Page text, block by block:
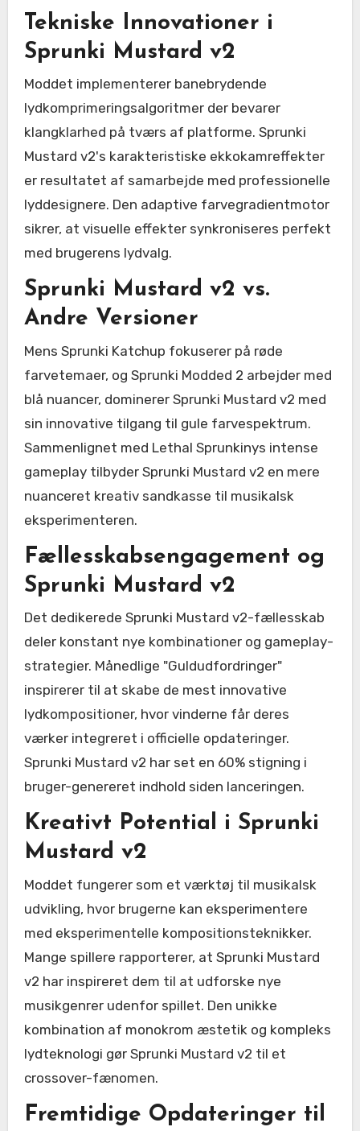
Tekniske Innovationer i
Sprunki Mustard v2
Moddet implementerer banebrydende
lydkomprimeringsalgoritmer der bevarer
klangklarhed på tværs af platforme. Sprunki
Mustard v2's karakteristiske ekkokamreffekter
er resultatet af samarbejde med professionelle
lyddesignere. Den adaptive farvegradientmotor
sikrer, at visuelle effekter synkroniseres perfekt
med brugerens lydvalg.
Sprunki Mustard v2 vs.
Andre Versioner
Mens Sprunki Katchup fokuserer på røde
farvetemaer, og Sprunki Modded 2 arbejder med
blå nuancer, dominerer Sprunki Mustard v2 med
sin innovative tilgang til gule farvespektrum.
Sammenlignet med Lethal Sprunkinys intense
gameplay tilbyder Sprunki Mustard v2 en mere
nuanceret kreativ sandkasse til musikalsk
eksperimenteren.
Fællesskabsengagement og
Sprunki Mustard v2
Det dedikerede Sprunki Mustard v2-fællesskab
deler konstant nye kombinationer og gameplay-
strategier. Månedlige "Guldudfordringer"
inspirerer til at skabe de mest innovative
lydkompositioner, hvor vinderne får deres
værker integreret i officielle opdateringer.
Sprunki Mustard v2 har set en 60% stigning i
bruger-genereret indhold siden lanceringen.
Kreativt Potential i Sprunki
Mustard v2
Moddet fungerer som et værktøj til musikalsk
udvikling, hvor brugerne kan eksperimentere
med eksperimentelle kompositionsteknikker.
Mange spillere rapporterer, at Sprunki Mustard
v2 har inspireret dem til at udforske nye
musikgenrer udenfor spillet. Den unikke
kombination af monokrom æstetik og kompleks
lydteknologi gør Sprunki Mustard v2 til et
crossover-fænomen.
Fremtidige Opdateringer til